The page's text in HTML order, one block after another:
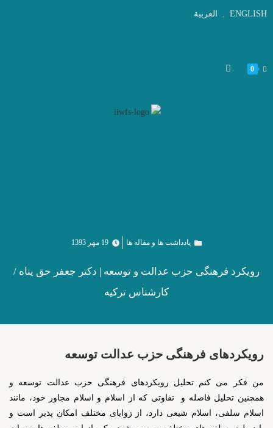
ENGLISH
. العربية
0
یادداشت ها و مقاله ها 19 مهر 1393
رویکرد فرهنگی حزب عدالت و توسعه | دکتر جعفر حق پناه /
کارشناس ترکیه
رویکردهای فرهنگی حزب عدالت توسعه
من فکر می کنم تحلیل رویکردهای فرهنگی حزب عدالت توسعه و
همچنین تحلیل فاصله و تفاوتی که از اسلام و اسلام مجاور خود، مانند
اسلام سلفی، اسلام شیعی دارد، از زوایای مختلف امکان پذیر است و